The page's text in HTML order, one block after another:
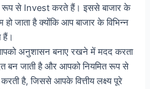
रूप से Invest करते हैं। इससे बाजार के
जाता है क्योंकि आप बाजार के विभिन्न
हैं।
अनुशासन बनाए रखने में मदद करता
बन जाती है और आपको नियमित रूप से
है, जिससे आपके वित्तीय लक्ष्य पूरे